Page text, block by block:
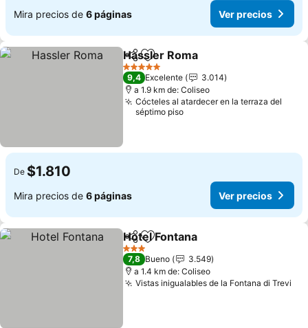
Mira precios de 6 páginas Ver precios
CompartirAgregar a favoritos
Hassler Roma
5 Estrellas
9,4 Excelente
3.014
a 1.9 km de: Coliseo
Cócteles al atardecer en la terraza del
séptimo piso
De $1.810
Mira precios de 6 páginas Ver precios
CompartirAgregar a favoritos
Hotel Fontana
3 Estrellas
7,8 Bueno
3.549
a 1.4 km de: Coliseo
Vistas inigualables de la Fontana di Trevi